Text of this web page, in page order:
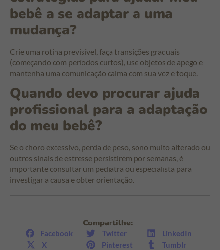
bebê a se adaptar a uma
mudança?
Crie uma rotina previsível, faça transições graduais
(começando com períodos curtos), use objetos de apego e
mantenha uma comunicação calma com sua voz e toque.
Quando devo procurar ajuda
profissional para a adaptação
do meu bebê?
Se o choro excessivo, perda de peso, sono muito alterado ou
outros sinais de estresse persistirem por semanas, é
importante consultar um pediatra ou especialista para
investigar a causa e obter orientação.
Compartilhe:
Facebook Twitter
LinkedIn
X
Pinterest
Tumblr